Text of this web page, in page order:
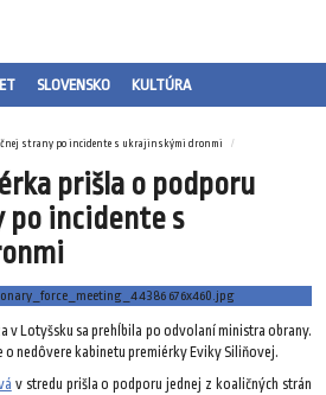
SLOVENSKO KULTÚRA
strany po incidente s ukrajinskými dronmi
prišla o podporu
po incidente s
v Lotyšsku sa prehĺbila po odvolaní ministra obrany.
nedôvere kabinetu premiérky Eviky Siliňovej.
v stredu prišla o podporu jednej z koaličných strán